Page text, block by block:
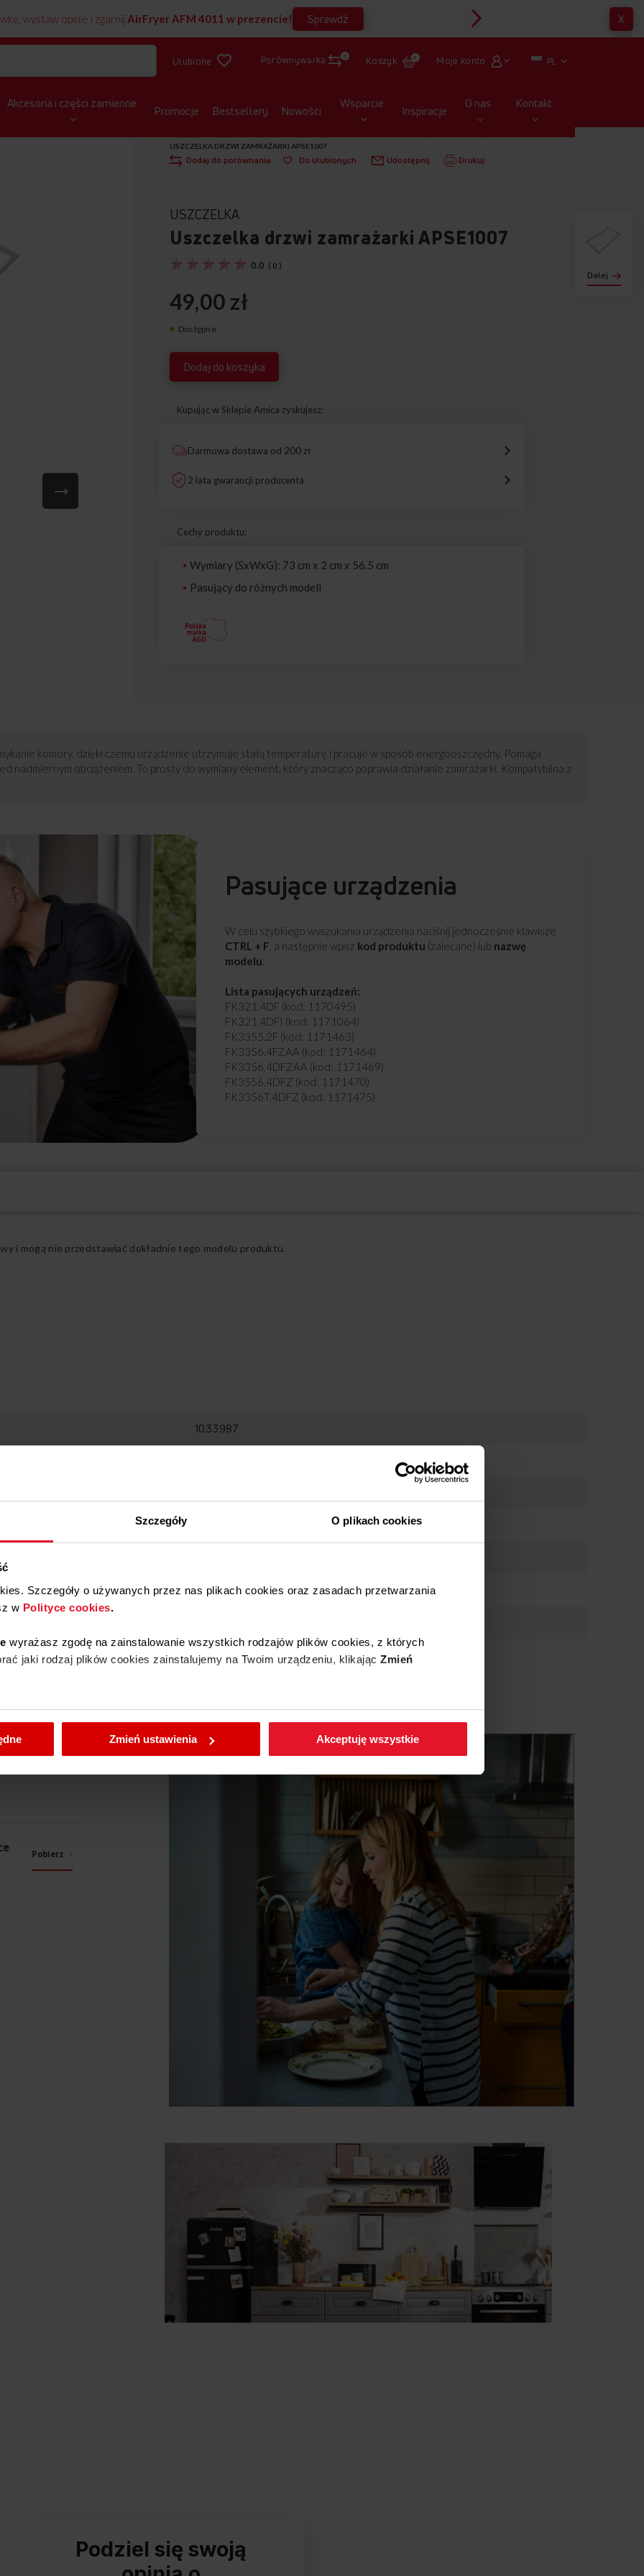
Szczegóły O plikach cookies
Szczegóły o używanych przez nas plikach cookies oraz zasadach przetwarzania
w Polityce cookies.
wyrażasz zgodę na zainstalowanie wszystkich rodzajów plików cookies, z których
jaki rodzaj plików cookies zainstalujemy na Twoim urządzeniu, klikając Zmień
wybrane przez Ciebie ustawienia plików cookies wchodząc w zakładkęPolityka
Zmień ustawienia Akceptuję wszystkie
wystaw opinię i zgarnij AirFryer AFM 4011 w prezencie! Sprawdź X
Ulubione Porównywarka 0 Koszyk 0 Moje konto PL
Akcesoria i części zamienne Promocje Bestsellery Nowości Wsparcie Inspiracje O nas Kontakt
Dalej
USZCZELKA DRZWI ZAMRAŻARKI APSE1007
Dodaj do porównania Do ulubionych Udostępnij Drukuj
USZCZELKA
Uszczelka drzwi zamrażarki APSE1007
0.0 ( 0 )
49,00 zł
Dostępne
Dodaj do koszyka
Kupując w Sklepie Amica zyskujesz:
Darmowa dostawa od 200 zł
2 lata gwarancji producenta
Cechy produktu:
Wymiary (SxWxG): 73 cm x 2 cm x 56.5 cm
Pasujący do różnych modeli
komory, dzięki czemu urządzenie utrzymuje stałą temperaturę i pracuje w sposób energooszczędny. Pomaga
nadmiernym obciążeniem. To prosty do wymiany element, który znacząco poprawia działanie zamrażarki. Kompatybilna z
Pasujące urządzenia
W celu szybkiego wyszukania urządzenia naciśnij jednocześnie klawisze
CTRL + F , a następnie wpisz kod produktu (zalecane) lub nazwę
modelu
Lista pasujących urządzeń:
FK321.4DF (kod: 1170495)
FK321.4DFI (kod: 1171064)
FK3355.2F (kod: 1171463)
FK3356.4FZAA (kod: 1171464)
FK3356.4DFZAA (kod: 1171469)
FK3556.4DFZ (kod: 1171470)
FK3356T.4DFZ (kod: 1171475)
i mogą nie przedstawiać dokładnie tego modelu produktu.
1033987
0.503 kg
Pobierz
Podziel się swoją